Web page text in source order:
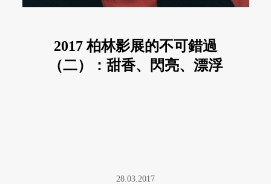
2017 柏林影展的不可錯過
（二）：甜香、閃亮、漂浮
28.03.2017